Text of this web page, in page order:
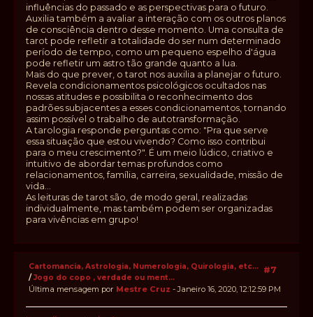
influências do passado e as perspectivas para o futuro.
Auxilia também a avaliar a interação com os outros planos
de consciência dentro desse momento. Uma consulta de
tarot pode refletir a totalidade do ser num determinado
período de tempo, como um pequeno espelho d'água
pode refletir um astro tão grande quanto a lua.
Mais do que prever, o tarot nos auxilia a planejar o futuro.
Revela condicionamentos psicológicos ocultados nas
nossas atitudes e possibilita o reconhecimento dos
padrões subjacentes a esses condicionamentos, tornando
assim possível o trabalho de autotransformação.
A tarologia responde perguntas como: "Pra que serve
essa situação que estou vivendo? Como isso contribui
para o meu crescimento?". É um meio lúdico, criativo e
intuitivo de abordar temas profundos como
relacionamentos, família, carreira, sexualidade, missão de
vida...
As leituras de tarot são, de modo geral, realizadas
individualmente, mas também podem ser organizadas
para vivências em grupo!
#7
Cartomancia, Astrologia, Numerologia, Quirologia, etc...
/Jogo do copo , verdade ou ment...
Última mensagem por Mestre Cruz - Janeiro 16, 2020, 12:12:59 PM